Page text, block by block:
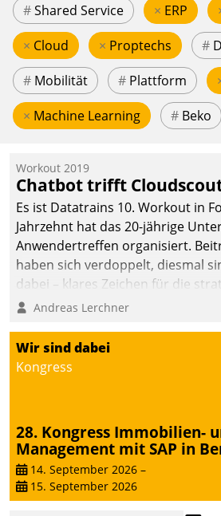
#Shared Service × ERP
× Cloud × Proptechs #
# Mobilität # Plattform
× Machine Learning # Beko
Workout 2019
Chatbot trifft
Es ist Datatrains 10. Workout in
Jahrzehnt hat das 20-jährige
Anwendertreffen organisiert.
haben sich verdoppelt, diesmal
dabei – klares Zeichen für die
Fokussierung auf den Kunden.
Andreas Lerchner
Wir sind dabei
Kongress
28. Kongress Immobilien-
Management mit SAP in
14. September 2026 –
15. September 2026